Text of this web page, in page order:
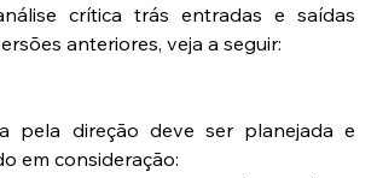
crítica trás entradas e saídas
anteriores, veja a seguir:
pela direção deve ser planejada e
em consideração: